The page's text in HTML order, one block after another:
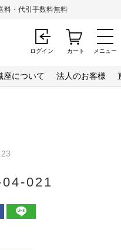
メニュー
料・代引手数料無料
座について 法人のお客様
ログイン カート
021